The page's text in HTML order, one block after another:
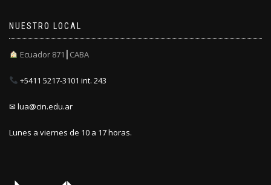
NUESTRO LOCAL
Ecuador 871┃CABA
+5411 5217-3101 int. 243
✉ lua@cin.edu.ar
Lunes a viernes de 10 a 17 horas.